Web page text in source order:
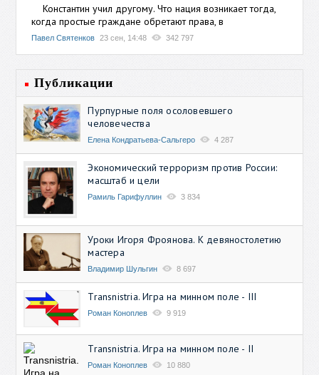
Константин учил другому. Что нация возникает тогда,
когда простые граждане обретают права, в
Павел Святенков 23 сен, 14:48 342 797
Публикации
Пурпурные поля осоловевшего
человечества
Елена Кондратьева-Сальгеро 4 287
Экономический терроризм против России:
масштаб и цели
Рамиль Гарифуллин 3 834
Уроки Игоря Фроянова. К девяностолетию
мастера
Владимир Шульгин 8 697
Transnistria. Игра на минном поле - III
Роман Коноплев 9 919
Transnistria. Игра на минном поле - II
Роман Коноплев 10 880